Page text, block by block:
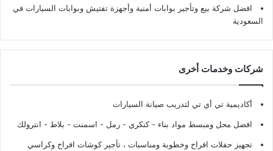
افضل شركة بيع وتأجير بوابات أمنية وأجهزة تفتيش وبوابات السيارات في
السعودية
شركات وخدمات أخرى
أكاديمية تي أي تي لتدريب صيانة السيارات
افضل محل ومبسط مواد بناء - كنكري - رمل - اسمنت - بلاط - انترولك
تجهيز حفلات افراح وخطوبة ومناسبات ، تأجير كوشات افراح وكراسي